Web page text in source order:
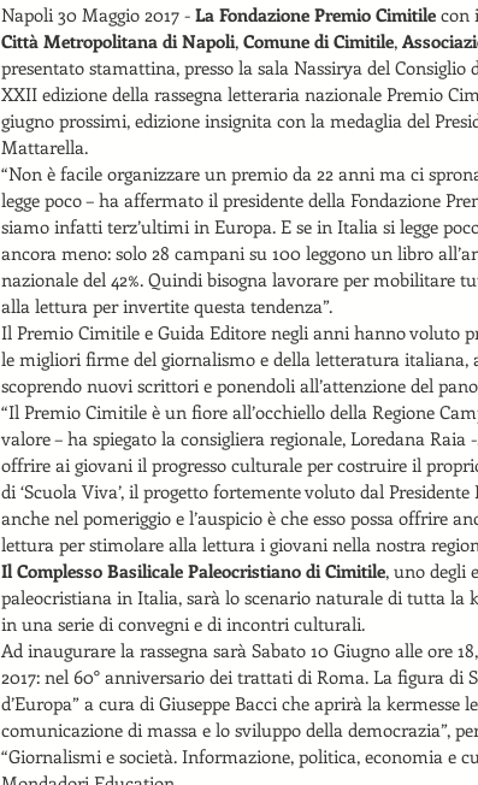
Napoli 30 Maggio 2017 - La Fondazione Premio Cimitile con
Città Metropolitana di Napoli, Comune di Cimitile,
presentato stamattina, presso la sala Nassirya del Consiglio
XXII edizione della rassegna letteraria nazionale Premio
giugno prossimi, edizione insignita con la medaglia del
Mattarella.
“Non è facile organizzare un premio da 22 anni ma ci
legge poco – ha affermato il presidente della Fondazione
siamo infatti terz’ultimi in Europa. E se in Italia si legge
ancora meno: solo 28 campani su 100 leggono un libro
nazionale del 42%. Quindi bisogna lavorare per mobilitare
alla lettura per invertite questa tendenza”.
Il Premio Cimitile e Guida Editore negli anni hanno voluto
le migliori firme del giornalismo e della letteratura italiana,
scoprendo nuovi scrittori e ponendoli all’attenzione del
“Il Premio Cimitile è un fiore all’occhiello della Regione
valore – ha spiegato la consigliera regionale, Loredana
offrire ai giovani il progresso culturale per costruire il
di ‘Scuola Viva’, il progetto fortemente voluto dal
anche nel pomeriggio e l’auspicio è che esso possa offrire
lettura per stimolare alla lettura i giovani nella nostra
Il Complesso Basilicale Paleocristiano di Cimitile, uno degli
paleocristiana in Italia, sarà lo scenario naturale di tutta la
in una serie di convegni e di incontri culturali.
Ad inaugurare la rassegna sarà Sabato 10 Giugno alle ore
2017: nel 60° anniversario dei trattati di Roma. La figura di
d’Europa” a cura di Giuseppe Bacci che aprirà la kermesse
comunicazione di massa e lo sviluppo della democrazia”,
“Giornalismi e società. Informazione, politica, economia e